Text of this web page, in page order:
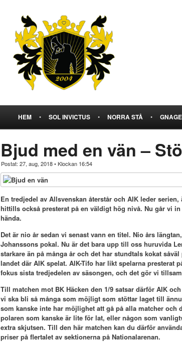
HEM • SOL INVICTUS • NORRA STÅ •
Bjud med en vän –
Postat: 27, aug, 2018•Klockan 16:54
En tredjedel av Allsvenskan återstår och AIK leder
hittills också presterat på en väldigt hög nivå. Nu går vi
hända.
Det är nio år sedan vi senast vann en titel. Nio års
Johanssons pokal. Nu är det bara upp till oss huruvida
starkare än på många år och det har stundtals kokat
landet där AIK spelat. AIK-Tifo har likt spelarna presterat
fokus sista tredjedelen av säsongen, och det gör vi
Till matchen mot BK Häcken den 1/9 satsar därför AIK
vi ska bli så många som möjligt som stöttar laget till
som kanske inte har möjlighet att gå på alla matcher och
polaren som kanske är lite för lat, eller någon som
extra skjutsen. Till den här matchen kan du därför
priser på flertalet av sektionerna på Nationalarenan.